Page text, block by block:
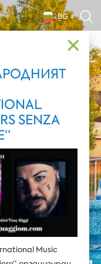
BG
✕
SENZA
Music